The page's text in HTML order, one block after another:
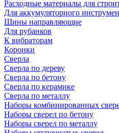
Расходные материалы для
Для аккумуляторного
Шины направляющие
Для рубанков
К вибраторам
Коронки
Сверла
Сверла по дереву
Сверла по бетону
Сверла по керамике
Сверла по металлу
Наборы комбинированных
Наборы сверел по бетону
Наборы сверел по металлу